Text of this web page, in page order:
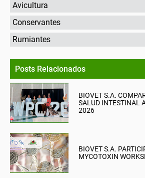
Avicultura
Conservantes
Rumiantes
Posts Relacionados
BIOVET S.A.
SALUD INTESTINAL
2026
BIOVET S.A.
MYCOTOXIN